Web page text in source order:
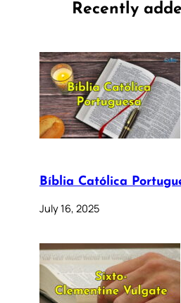
Recently
Bíblia Católica
July 16, 2025